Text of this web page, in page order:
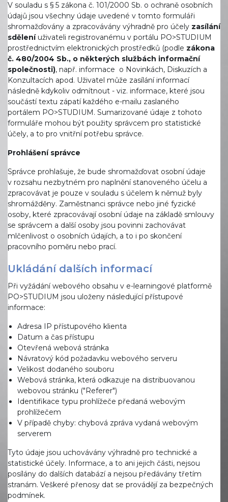
V souladu s § 5 zákona č. 101/2000 Sb. o ochraně osobních
údajů jsou všechny údaje uvedené v tomto formuláři
shromažďovány a zpracovávány výhradně pro účely zasílání
sděleníuživateli registrovanému v portálu PO>STUDIUM
prostřednictvím elektronických prostředků (podle zákona
č. 480/2004 Sb., o některých službách informační
společnosti), např. informace o Novinkách, Diskuzích a
Konzultacích apod. Uživatel může zasílání informací
následně kdykoliv odmítnout - viz. informace, které jsou
součástí textu zápatí každého e-mailu zaslaného
portálem PO>STUDIUM. Sumarizované údaje z tohoto
formuláře mohou být použity správcem pro statistické
účely, a to pro vnitřní potřebu správce.
Prohlášení správce
Správce prohlašuje, že bude shromažďovat osobní údaje
v rozsahu nezbytném pro naplnění stanoveného účelu a
zpracovávat je pouze v souladu s účelem k němuž byly
shromážděny. Zaměstnanci správce nebo jiné fyzické
osoby, které zpracovávají osobní údaje na základě smlouvy
se správcem a další osoby jsou povinni zachovávat
mlčenlivost o osobních údajích, a to i po skončení
pracovního poměru nebo prací.
Ukládání dalších informací
Při vyžádání webového obsahu v e-learningové platformě
PO>STUDIUM jsou uloženy následující přístupové
informace:
Adresa IP přístupového klienta
Datum a čas přístupu
Otevřená webová stránka
Návratový kód požadavku webového serveru
Velikost dodaného souboru
Webová stránka, která odkazuje na distribuovanou
webovou stránku ("Referer")
Identifikace typu prohlížeče předaná webovým
prohlížečem
V případě chyby: chybová zpráva vydaná webovým
serverem
Tyto údaje jsou uchovávány výhradně pro technické a
statistické účely. Informace, a to ani jejich části, nejsou
posílány do dalších databází a nejsou předávány třetím
stranám. Veškeré přenosy dat se provádějí za bezpečných
podmínek.